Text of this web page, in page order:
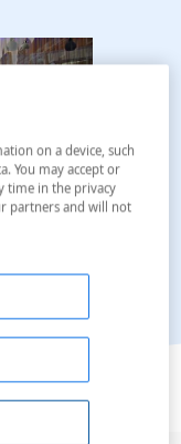
on a device, such
You may accept or
time in the privacy
partners and will not